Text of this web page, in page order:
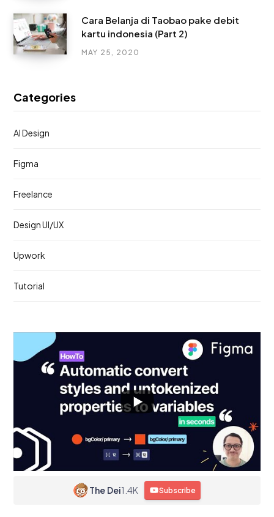
Cara Belanja di Taobao pake debit
kartu indonesia (Part 2)
MAY 25, 2020
Categories
AI Design
Figma
Freelance
Design UI/UX
Upwork
Tutorial
The Dei1.4K Subscribe